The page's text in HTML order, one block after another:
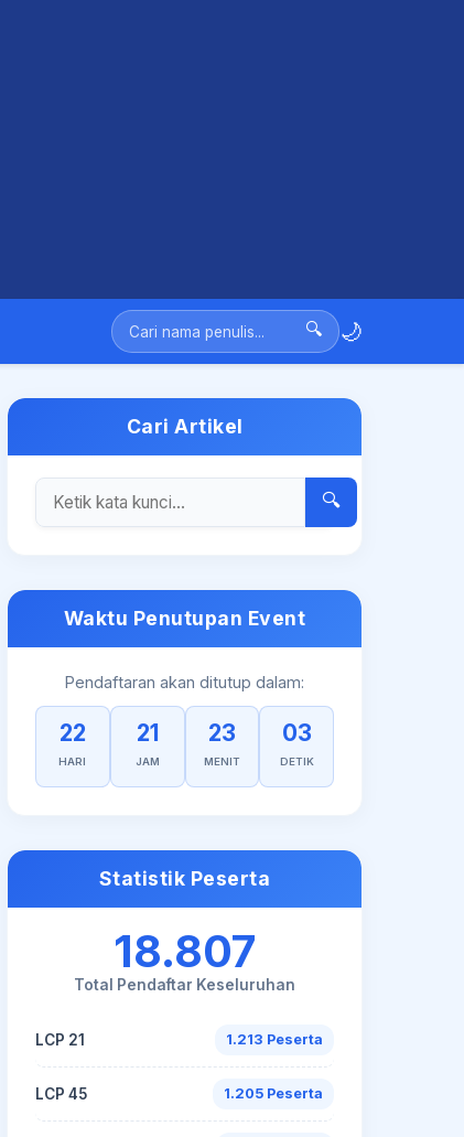
🔍 🌙
Cari Artikel
🔍
Waktu Penutupan Event
Pendaftaran akan ditutup dalam:
22
HARI
21
JAM
23
MENIT
02
DETIK
Statistik Peserta
18.807
Total Pendaftar Keseluruhan
LCP 21 1.213 Peserta
LCP 45 1.205 Peserta